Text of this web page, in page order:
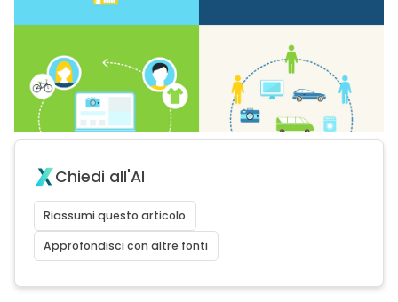
Chiedi all'AI
Riassumi questo articolo
Approfondisci con altre fonti